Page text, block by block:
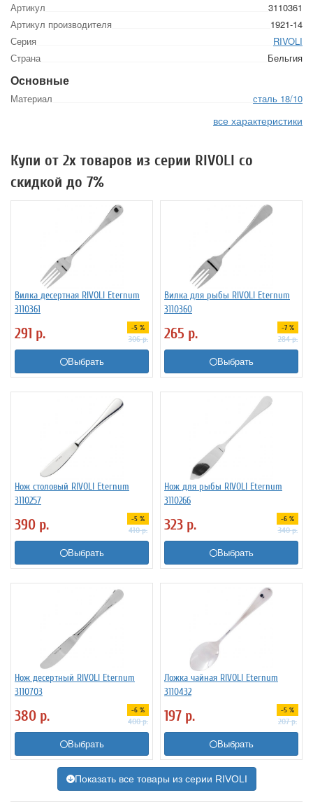
Артикул
3110361
Артикул производителя
1921-14
Серия
RIVOLI
Страна
Бельгия
Основные
Материал сталь 18/10
все характеристики
Купи от 2х товаров из серии RIVOLI со
скидкой до 7%
Вилка десертная RIVOLI Eternum
3110361
291 р. -5 %
306р.
Выбрать
Вилка для рыбы RIVOLI Eternum
3110360
265 р. -7 %
284р.
Выбрать
Нож столовый RIVOLI Eternum
3110257
390 р. -5 %
410р.
Выбрать
Нож для рыбы RIVOLI Eternum
3110266
323 р. -6 %
340р.
Выбрать
Нож десертный RIVOLI Eternum
3110703
380 р. -6 %
400р.
Выбрать
Ложка чайная RIVOLI Eternum
3110432
197 р. -5 %
207р.
Выбрать
Показать все товары из серии RIVOLI